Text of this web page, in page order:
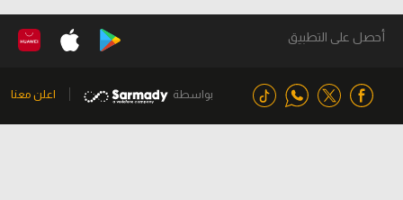
أحصل على التطبيق
بواسطة اعلن معنا